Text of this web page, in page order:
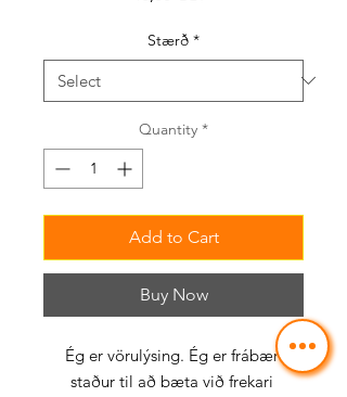
Stærð *
Quantity *
Add to Cart
Buy Now
Ég er vörulýsing. Ég er frábær
staður til að bæta við frekari